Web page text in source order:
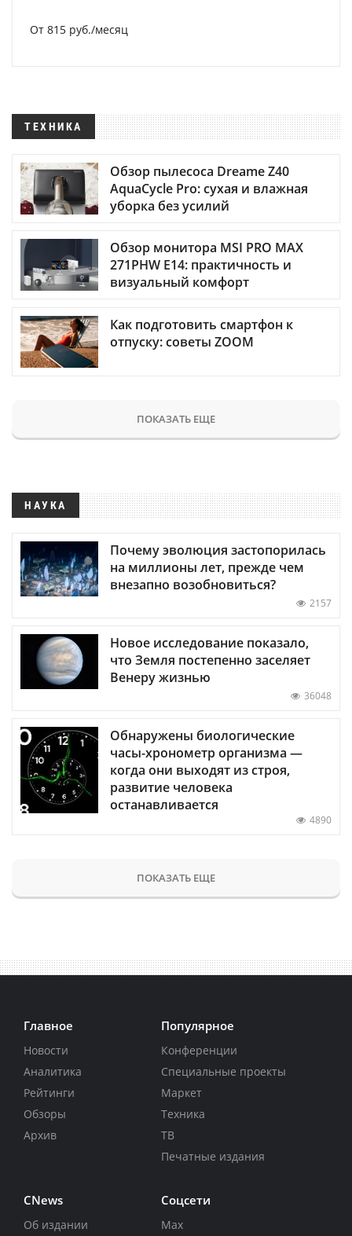
От 815 руб./месяц
ТЕХНИКА
Обзор пылесоса Dreame Z40
AquaCycle Pro: сухая и влажная
уборка без усилий
Обзор монитора MSI PRO MAX
271PHW E14: практичность и
визуальный комфорт
Как подготовить смартфон к
отпуску: советы ZOOM
ПОКАЗАТЬ ЕЩЕ
НАУКА
Почему эволюция застопорилась
на миллионы лет, прежде чем
внезапно возобновиться?
2157
Новое исследование показало,
что Земля постепенно заселяет
Венеру жизнью
36048
Обнаружены биологические
часы-хронометр организма —
когда они выходят из строя,
развитие человека
останавливается
4890
ПОКАЗАТЬ ЕЩЕ
Главное
Новости
Аналитика
Рейтинги
Обзоры
Архив
Популярное
Конференции
Специальные проекты
Маркет
Техника
ТВ
Печатные издания
CNews
Об издании
Соцсети
Max